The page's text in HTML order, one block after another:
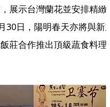
展示台灣蘭花並安排精緻
30日，陽明春天亦將與新
莊合作推出頂級蔬食料理